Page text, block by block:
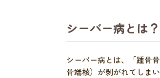
シーバー病とは？
シーバー病とは、「踵骨
骨端核）が剥がれてしま